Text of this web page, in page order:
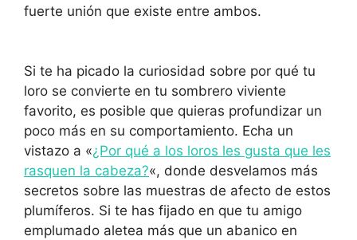
fuerte unión que existe entre ambos.
Si te ha picado la curiosidad sobre por qué tu
loro se convierte en tu sombrero viviente
favorito, es posible que quieras profundizar un
poco más en su comportamiento. Echa un
vistazo a «¿Por qué a los loros les gusta que les
rasquen la cabeza?«, donde desvelamos más
secretos sobre las muestras de afecto de estos
plumíferos. Si te has fijado en que tu amigo
emplumado aletea más que un abanico en